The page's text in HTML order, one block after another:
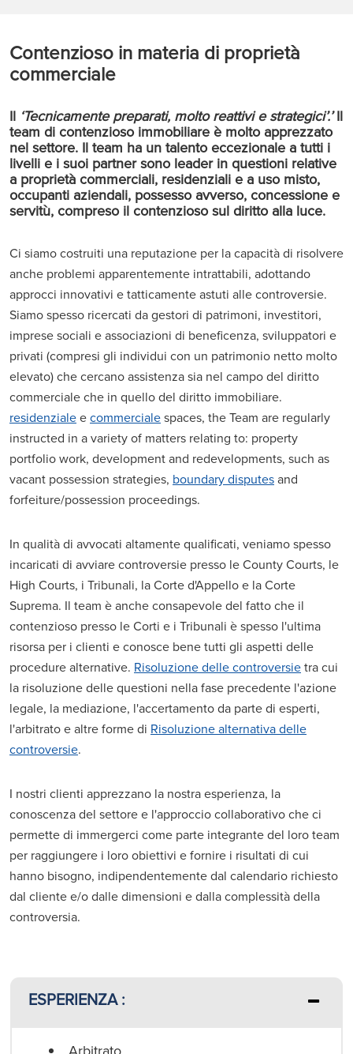
Contenzioso in materia di proprietà
commerciale
Il ‘Tecnicamente preparati, molto reattivi e strategici’.’Il
team di contenzioso immobiliare è molto apprezzato
nel settore. Il team ha un talento eccezionale a tutti i
livelli e i suoi partner sono leader in questioni relative
a proprietà commerciali, residenziali e a uso misto,
occupanti aziendali, possesso avverso, concessione e
servitù, compreso il contenzioso sul diritto alla luce.
Ci siamo costruiti una reputazione per la capacità di risolvere
anche problemi apparentemente intrattabili, adottando
approcci innovativi e tatticamente astuti alle controversie.
Siamo spesso ricercati da gestori di patrimoni, investitori,
imprese sociali e associazioni di beneficenza, sviluppatori e
privati (compresi gli individui con un patrimonio netto molto
elevato) che cercano assistenza sia nel campo del diritto
commerciale che in quello del diritto immobiliare.
residenzialeecommercialespaces, the Team are regularly
instructed in a variety of matters relating to: property
portfolio work, development and redevelopments, such as
vacant possession strategies, boundary disputesand
forfeiture/possession proceedings.
In qualità di avvocati altamente qualificati, veniamo spesso
incaricati di avviare controversie presso le County Courts, le
High Courts, i Tribunali, la Corte d'Appello e la Corte
Suprema. Il team è anche consapevole del fatto che il
contenzioso presso le Corti e i Tribunali è spesso l'ultima
risorsa per i clienti e conosce bene tutti gli aspetti delle
procedure alternative. Risoluzione delle controversietra cui
la risoluzione delle questioni nella fase precedente l'azione
legale, la mediazione, l'accertamento da parte di esperti,
l'arbitrato e altre forme di Risoluzione alternativa delle
controversie.
I nostri clienti apprezzano la nostra esperienza, la
conoscenza del settore e l'approccio collaborativo che ci
permette di immergerci come parte integrante del loro team
per raggiungere i loro obiettivi e fornire i risultati di cui
hanno bisogno, indipendentemente dal calendario richiesto
dal cliente e/o dalle dimensioni e dalla complessità della
controversia.
ESPERIENZA :